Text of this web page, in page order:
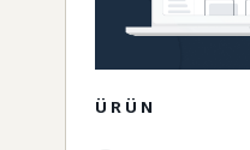
ÜRÜN